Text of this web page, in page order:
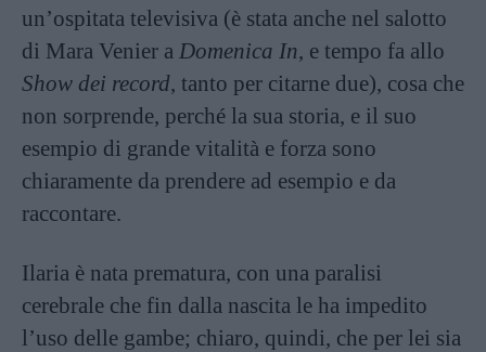
un’ospitata televisiva (è stata anche nel salotto
di Mara Venier a Domenica In, e tempo fa allo
Show dei record, tanto per citarne due), cosa che
non sorprende, perché la sua storia, e il suo
esempio di grande vitalità e forza sono
chiaramente da prendere ad esempio e da
raccontare.
Ilaria è nata prematura, con una paralisi
cerebrale che fin dalla nascita le ha impedito
l’uso delle gambe; chiaro, quindi, che per lei sia